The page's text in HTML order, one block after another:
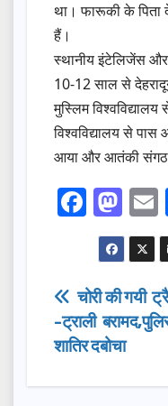
था। फारूकी के पिता
हैं।
स्थानीय इंटेलिजेंस
10-12 साल से
मुस्लिम
विश्वविद्यालय से
आया और आतंकी
F
a
c
e
b
o
M
a
st
o
d
o
Post
चोरी की गयी
-ट्राली
शातिर दबोचा